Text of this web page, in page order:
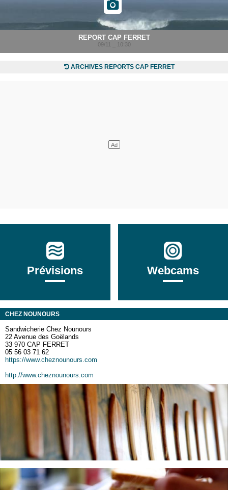
REPORT CAP FERRET
09/11 _ 10:30
ARCHIVES REPORTS CAP FERRET
Prévisions Webcams
CHEZ NOUNOURS
Sandwicherie Chez Nounours
22 Avenue des Goëlands
33 970 CAP FERRET
05 56 03 71 62
https://www.cheznounours.com
http://www.cheznounours.com